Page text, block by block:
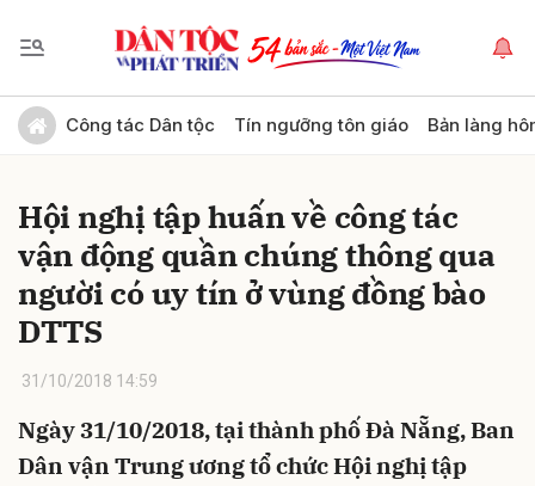
Công tác Dân tộc Tín ngưỡng tôn giáo Bản làng
Hội nghị tập huấn về công tác
vận động quần chúng thông qua
người có uy tín ở vùng đồng bào
DTTS
31/10/2018 14:59
Ngày 31/10/2018, tại thành phố Đà Nẵng, Ban
Dân vận Trung ương tổ chức Hội nghị tập
Gửi bình luận